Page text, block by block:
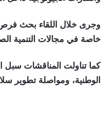
وجرى خلال اللقاء بحث فرص
خاصة في مجالات التنمية
كما تناولت المناقشات سبل
الوطنية، ومواصلة تطوير